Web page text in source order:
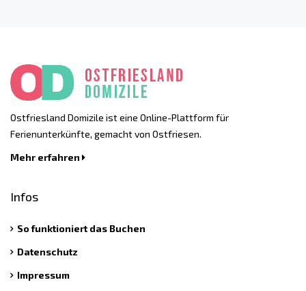
Ostfriesland Domizile ist eine Online-Plattform für
Ferienunterkünfte, gemacht von Ostfriesen.
Mehr erfahren
Infos
So funktioniert das Buchen
Datenschutz
Impressum